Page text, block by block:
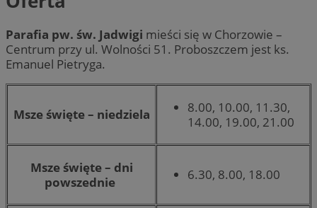
Parafia pw. św. Jadwigi mieści się w Chorzowie –
Centrum przy ul. Wolności 51. Proboszczem jest ks.
Emanuel Pietryga.
Msze święte – niedziela
8.00, 10.00, 11.30,
14.00, 19.00, 21.00
Msze święte – dni
powszednie
6.30, 8.00, 18.00